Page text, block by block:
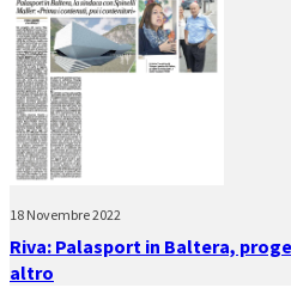
18 Novembre 2022
Riva: Palasport in Baltera,
altro